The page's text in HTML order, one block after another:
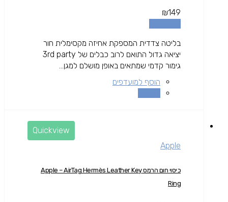
₪149
בליטה צדדית המספקת אחיזה מקסימלית חור
יציאה גדול התואם לרוב כבלים של 3rd party
גימור קדמי שמתאים באופן מושלם למגן...
הוסף למועדפים
Quickview
Apple
כיסוי חום הרמס Apple – AirTag Hermès Leather Key
Ring